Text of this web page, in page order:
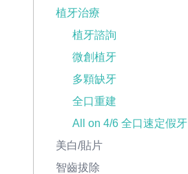
植牙治療
植牙諮詢
微創植牙
多顆缺牙
全口重建
All on 4/6 全口速定假牙
美白/貼片
智齒拔除